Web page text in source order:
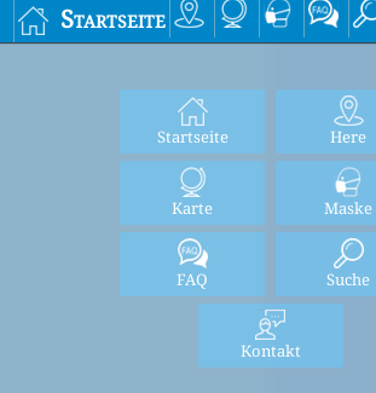
Startseite
Startseite Here
Karte Maske
FAQ Suche
Kontakt